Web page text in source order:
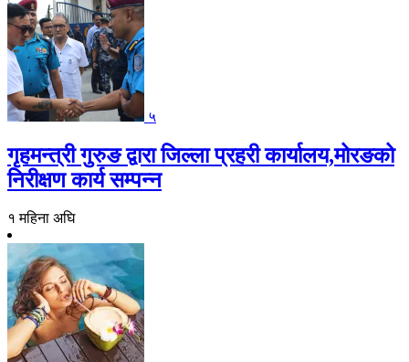
५
गृहमन्त्री गुरुङ द्वारा जिल्ला प्रहरी कार्यालय,मोरङको
निरीक्षण कार्य सम्पन्न
१ महिना अघि